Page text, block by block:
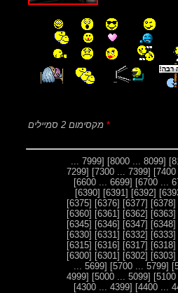
* מקסימום 2 סמיילים
[8099 ... 8000]
[7999 ...
[7399 ... 7300]
[7299
[6699 ... 6600]
[6392]
[6391]
[6390]
[6378]
[6377]
[6376]
[6375]
[6363]
[6362]
[6361]
[6360]
[6348]
[6347]
[6346]
[6345]
[6333]
[6332]
[6331]
[6330]
[6318]
[6317]
[6316]
[6315]
[6303]
[6302]
[6301]
[6300]
[5799 ... 5700]
[5699 ...
[5099 ... 5000]
[4999
[4399 ... 4300]